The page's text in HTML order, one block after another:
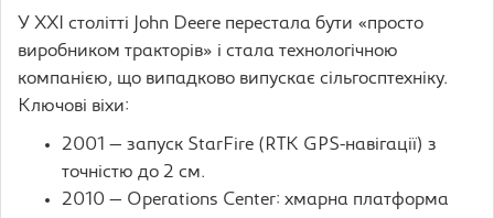
У XXI столітті John Deere перестала бути «просто
виробником тракторів» і стала технологічною
компанією, що випадково випускає сільгосптехніку.
Ключові віхи:
2001 — запуск StarFire (RTK GPS-навігації) з
точністю до 2 см.
2010 — Operations Center: хмарна платформа